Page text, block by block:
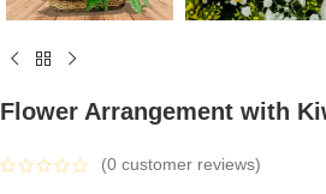
Flower Arrangement with
(0 customer reviews)